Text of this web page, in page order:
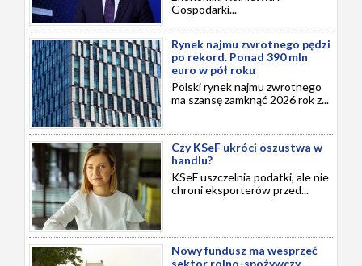
Gospodarki...
Rynek najmu zwrotnego pędzi
po rekord. Ponad 390 mln
euro w pół roku
Polski rynek najmu zwrotnego
ma szansę zamknąć 2026 rok z...
Czy KSeF ukróci oszustwa w
handlu?
KSeF uszczelnia podatki, ale nie
chroni eksporterów przed...
Nowy fundusz ma wesprzeć
sektor rolno-spożywczy